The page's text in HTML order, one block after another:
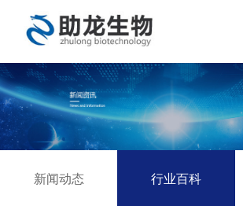
新闻动态 行业百科